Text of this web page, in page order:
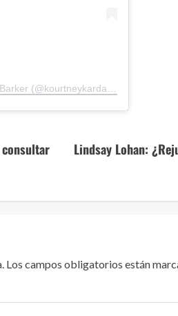
Lindsay Lohan:
Los campos obligatorios están